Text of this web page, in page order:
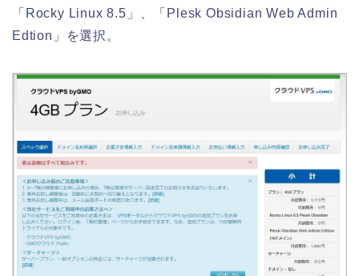
「Rocky Linux 8.5」、「Plesk Obsidian Web Admin
Edtion」を選択。